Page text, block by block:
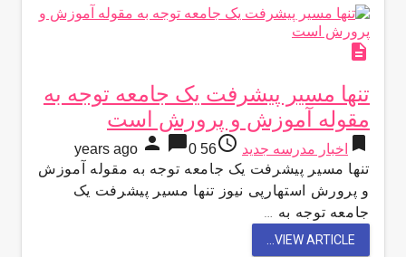
description
تنها مسیر پیشرفت یک جامعه توجه به
مقوله آموزش و پرورش است
bookmark اخبار مدرسه جدید access_time
56 years ago
person chat_bubble0
تنها مسیر پیشرفت یک جامعه توجه به مقوله آموزش
و پرورش استهارپی نیوز تنها مسیر پیشرفت یک
جامعه توجه به …
VIEW ARTICLE...